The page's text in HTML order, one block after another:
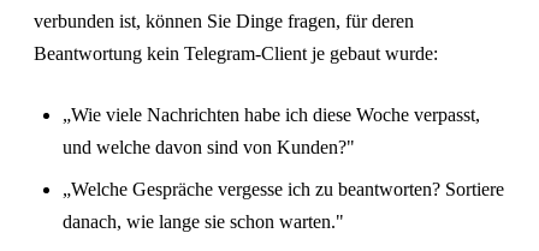
verbunden ist, können Sie Dinge fragen, für deren
Beantwortung kein Telegram-Client je gebaut wurde:
„Wie viele Nachrichten habe ich diese Woche verpasst,
und welche davon sind von Kunden?"
„Welche Gespräche vergesse ich zu beantworten? Sortiere
danach, wie lange sie schon warten."